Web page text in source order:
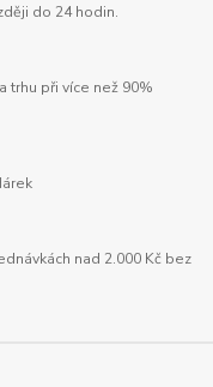
do 24 hodin.
trhu při více než 90%
nad 2.000 Kč bez